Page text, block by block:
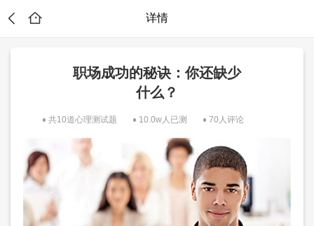
详情
职场成功的秘诀：你还缺少
什么？
共10道心理测试题 10.0w人已测 70人评论